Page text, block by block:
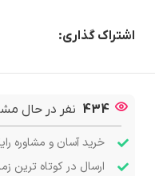
اشتراک گذاری:
434 نفر در حال
خرید آسان و مشاوره
ارسال در کوتاه ترین